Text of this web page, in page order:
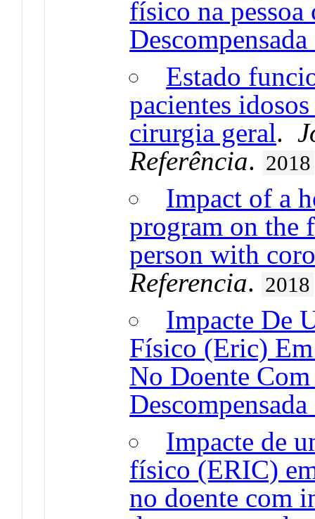
físico na
Estado
pacientes
cirurgia geral.
Referência. 2018
Impact of a
program on the
person with
Referencia. 2018
Impacte De
Físico (Eric)
No Doente
Impacte de
físico (ERIC)
no doente com